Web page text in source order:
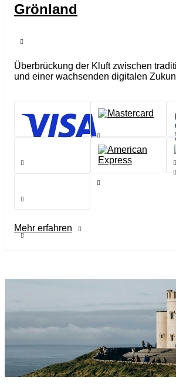
Grönland
Überbrückung der Kluft zwischen
und einer wachsenden digitalen
Mehr erfahren